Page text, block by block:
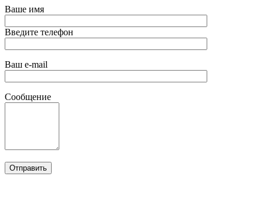
Ваше имя
Введите телефон
Ваш e-mail
Сообщение